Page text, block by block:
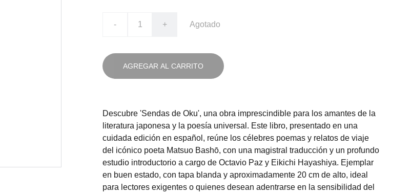
- + Agotado
AGREGAR AL CARRITO
Descubre 'Sendas de Oku', una obra imprescindible para los amantes de la
literatura japonesa y la poesía universal. Este libro, presentado en una
cuidada edición en español, reúne los célebres poemas y relatos de viaje
del icónico poeta Matsuo Bashō, con una magistral traducción y un profundo
estudio introductorio a cargo de Octavio Paz y Eikichi Hayashiya. Ejemplar
en buen estado, con tapa blanda y aproximadamente 20 cm de alto, ideal
para lectores exigentes o quienes desean adentrarse en la sensibilidad del